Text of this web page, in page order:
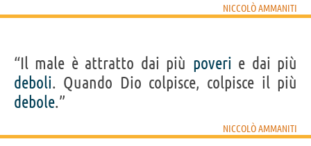
NICCOLÒ AMMANITI
“Il male è attratto dai più poveri e dai più
deboli. Quando Dio colpisce, colpisce il più
debole.”
NICCOLÒ AMMANITI